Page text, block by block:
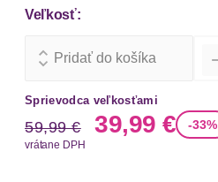
Veľkosť:
Pridať do košíka
Sprievodca veľkosťami
Stará cena
59,99 € Nová cena
39,99 € -33%
vrátane DPH